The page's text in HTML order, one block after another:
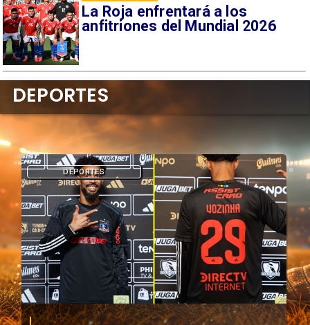
La Roja enfrentará a los
anfitriones del Mundial 2026
DEPORTES
DEPORTES